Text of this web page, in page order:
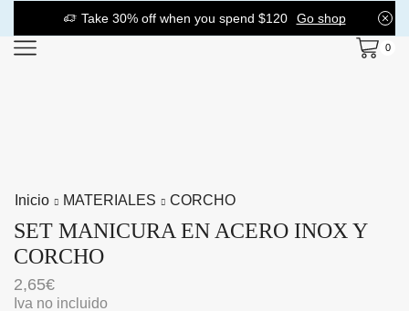
Take 30% off when you spend $120 Go shop
0
Inicio MATERIALES CORCHO
SET MANICURA EN ACERO INOX Y
CORCHO
2,65€
Iva no incluido